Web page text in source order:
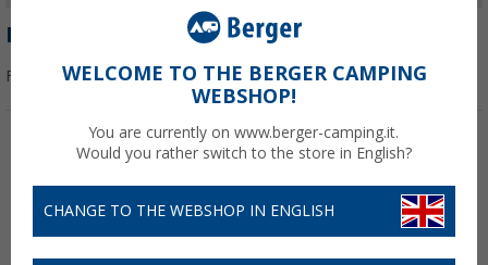
FEUERHAND
Filtrare per:WELCOME TO THE BERGER CAMPING
WEBSHOP!
You are currently on www.berger-camping.it.
Would you rather switch to the store in English?
CHANGE TO THE WEBSHOP IN ENGLISH